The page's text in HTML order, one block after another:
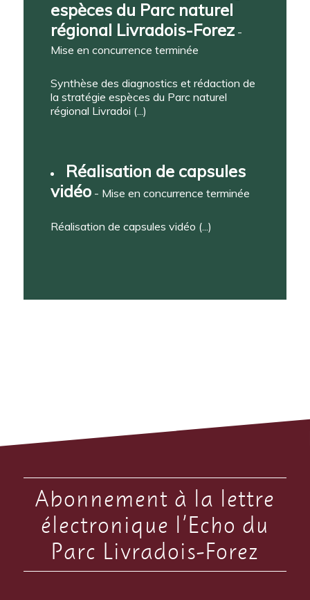
espèces du Parc naturel
régional Livradois-Forez-
Mise en concurrence terminée
Synthèse des diagnostics et rédaction de
la stratégie espèces du Parc naturel
régional Livradoi (...)
Réalisation de capsules
vidéo- Mise en concurrence terminée
Réalisation de capsules vidéo (...)
Abonnement à la lettre
électronique l’Echo du
Parc Livradois-Forez